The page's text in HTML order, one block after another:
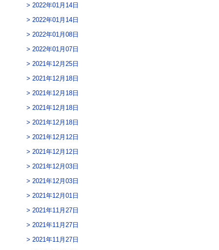
2022年01月14日
2022年01月14日
2022年01月08日
2022年01月07日
2021年12月25日
2021年12月18日
2021年12月18日
2021年12月18日
2021年12月18日
2021年12月12日
2021年12月12日
2021年12月03日
2021年12月03日
2021年12月01日
2021年11月27日
2021年11月27日
2021年11月27日